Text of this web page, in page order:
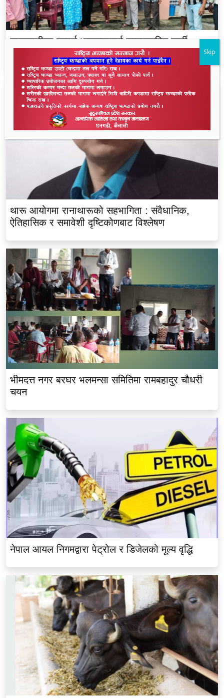
लालझाडीका सम्पूर्ण भलमन्सालाई सम्मानसहित कुर्सी
थारू आयोगमा रानाथारूको सहभागिता : संवैधानिक,
ऐतिहासिक र समावेशी दृष्टिकोणबाट विश्लेषण
भीमदत्त नगर बरघर भलमन्सा समितिमा रामबहादुर चौधरी
चयन
नेपाल आयल निगमद्वारा पेट्रोल र डिजेलको मूल्य वृद्धि
Skip